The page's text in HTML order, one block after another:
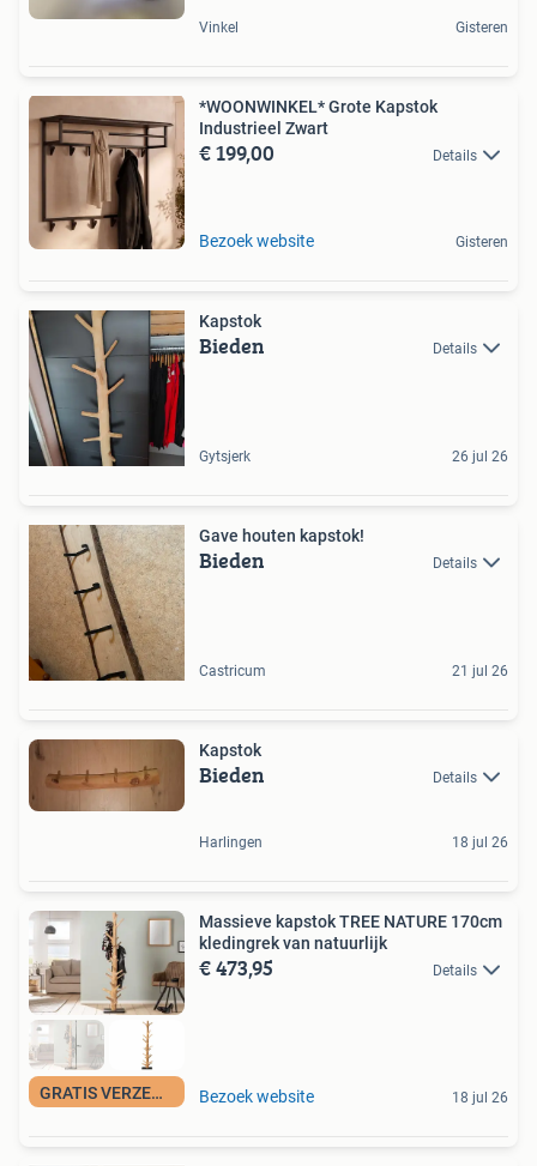
Vinkel Gisteren
*WOONWINKEL* Grote Kapstok
Industrieel Zwart
€ 199,00 Details
Bezoek website Gisteren
Kapstok
Bieden Details
Gytsjerk 26 jul 26
Gave houten kapstok!
Bieden Details
Castricum 21 jul 26
Kapstok
Bieden Details
Harlingen 18 jul 26
GRATIS VERZENDING
Massieve kapstok TREE NATURE 170cm
kledingrek van natuurlijk
€ 473,95 Details
Bezoek website 18 jul 26